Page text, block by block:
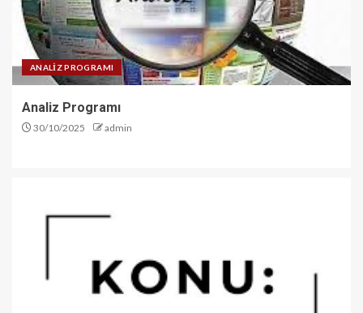
ANALİZ PROGRAMI
Analiz Programı
30/10/2025 admin